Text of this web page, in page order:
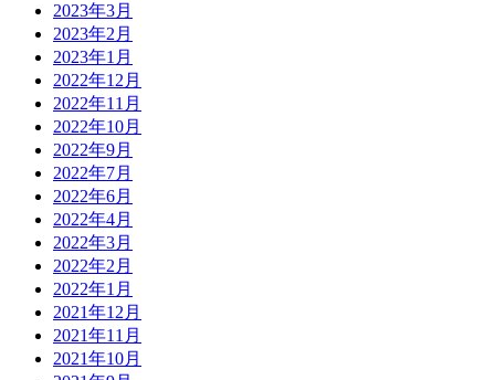
2023年3月
2023年2月
2023年1月
2022年12月
2022年11月
2022年10月
2022年9月
2022年7月
2022年6月
2022年4月
2022年3月
2022年2月
2022年1月
2021年12月
2021年11月
2021年10月